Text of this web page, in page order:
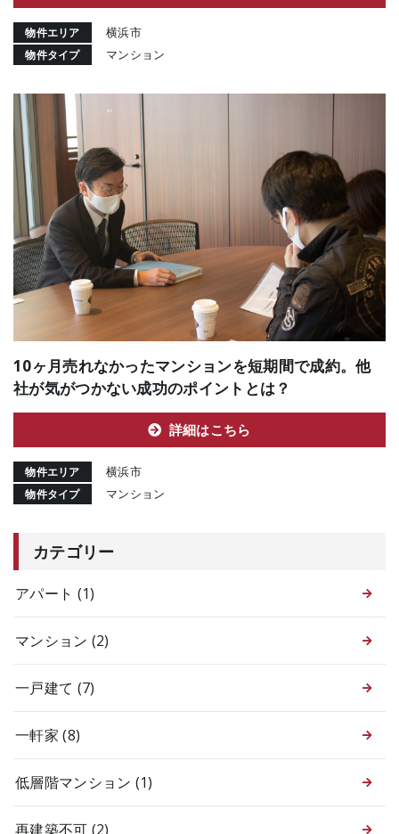
物件エリア 横浜市
物件タイプ マンション
10ヶ月売れなかったマンションを短期間で成約。他
社が気がつかない成功のポイントとは？
詳細はこちら
物件エリア 横浜市
物件タイプ マンション
カテゴリー
アパート (1)
マンション (2)
一戸建て (7)
一軒家(8)
低層階マンション (1)
再建築不可 (2)